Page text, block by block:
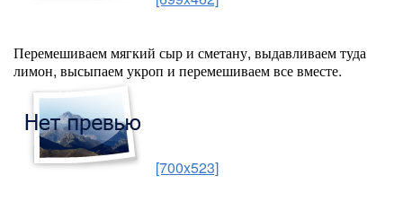
Перемешиваем мягкий сыр и сметану, выдавливаем туда
лимон, высыпаем укроп и перемешиваем все вместе.
[700x523]